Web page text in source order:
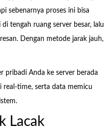
sebenarnya proses ini bisa
tengah ruang server besar, lalu
Dengan metode jarak jauh,
pribadi Anda ke server berada
real-time, serta data memicu
Lacak